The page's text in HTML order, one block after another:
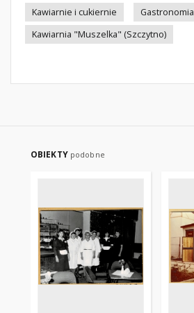
Kawiarnie i cukiernie
Gastronomia
Kawiarnia "Muszelka" (Szczytno)
OBIEKTY podobne